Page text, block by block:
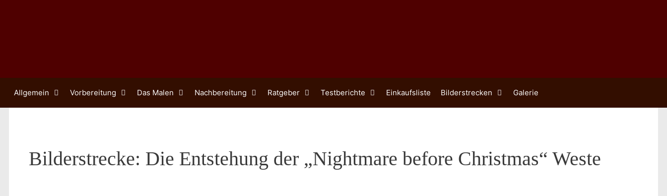
Allgemein Vorbereitung Das Malen Nachbereitung Ratgeber Testberichte Einkaufsliste Bilderstrecken Galerie
Bilderstrecke: Die Entstehung der „Nightmare before Christmas“ Weste